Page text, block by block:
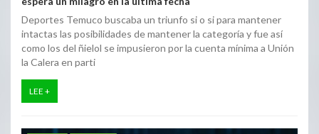
Deportes Temuco buscaba un triunfo si o si para mantener
intactas las posibilidades de mantener la categoría y fue así
como los del ñielol se impusieron por la cuenta mínima a Unión
la Calera en parti
LEE +